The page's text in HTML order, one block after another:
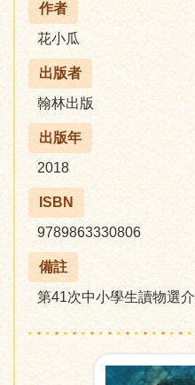
作者
花小瓜
出版者
翰林出版
出版年
2018
ISBN
9789863330806
備註
第41次中小學生讀物選介